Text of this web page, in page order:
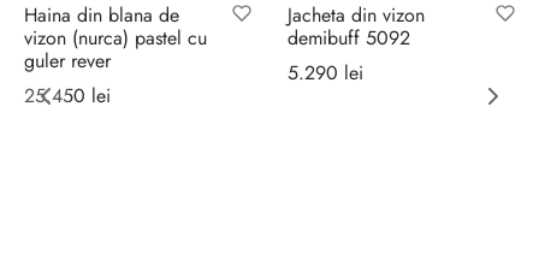
Haina din blana de
vizon (nurca) pastel cu
guler rever
25.450 lei
Jacheta din vizon
demibuff 5092
5.290 lei